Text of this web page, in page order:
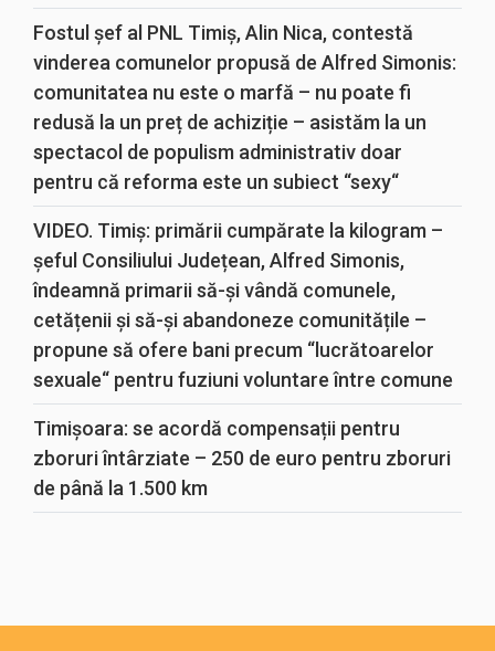
Fostul șef al PNL Timiș, Alin Nica, contestă
vinderea comunelor propusă de Alfred Simonis:
comunitatea nu este o marfă – nu poate fi
redusă la un preț de achiziție – asistăm la un
spectacol de populism administrativ doar
pentru că reforma este un subiect “sexy“
VIDEO. Timiș: primării cumpărate la kilogram –
șeful Consiliului Județean, Alfred Simonis,
îndeamnă primarii să-și vândă comunele,
cetățenii și să-și abandoneze comunitățile –
propune să ofere bani precum “lucrătoarelor
sexuale“ pentru fuziuni voluntare între comune
Timișoara: se acordă compensații pentru
zboruri întârziate – 250 de euro pentru zboruri
de până la 1.500 km